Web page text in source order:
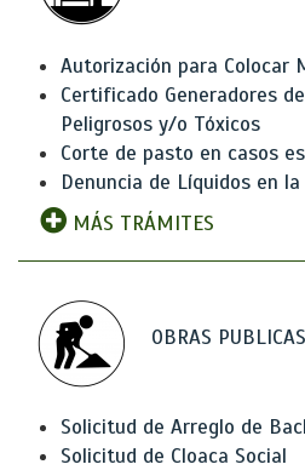
Autorización para Colocar
Certificado Generadores
Peligrosos y/o Tóxicos
Corte de pasto en casos
Denuncia de Líquidos en
MÁS TRÁMITES
OBRAS PUBLICAS
Solicitud de Arreglo de
Solicitud de Cloaca Social